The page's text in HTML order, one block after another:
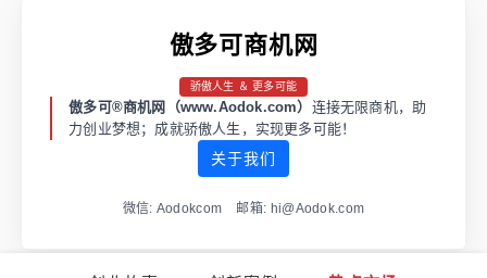
傲多可商机网
骄傲人生 ＆ 更多可能
傲多可®商机网（www.Aodok.com） 连接无限商机，助
力创业梦想；成就骄傲人生，实现更多可能！
关于我们
微信: Aodokcom 邮箱: hi@Aodok.com